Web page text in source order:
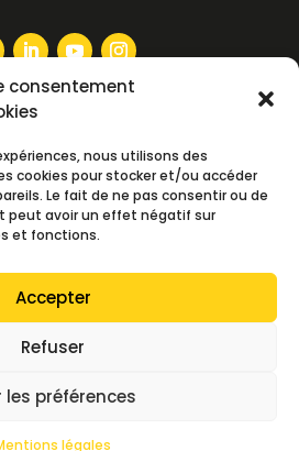
consentement
nous utilisons des
cookies pour stocker et/ou accéder
Le fait de ne pas consentir ou de
peut avoir un effet négatif sur
et fonctions.
Accepter
Refuser
les préférences
légales
À LA NEWSLETTER
LES NEWSLETTERS
2026 ⎮Création web – Digitali